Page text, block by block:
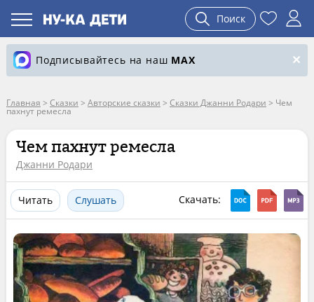
Поиск
Подписывайтесь на наш MAX
Главная > Сказки > Авторские сказки > Сказки Джанни Родари > Чем
пахнут ремесла
Чем пахнут ремесла
Джанни Родари
Читать Слушать Скачать: